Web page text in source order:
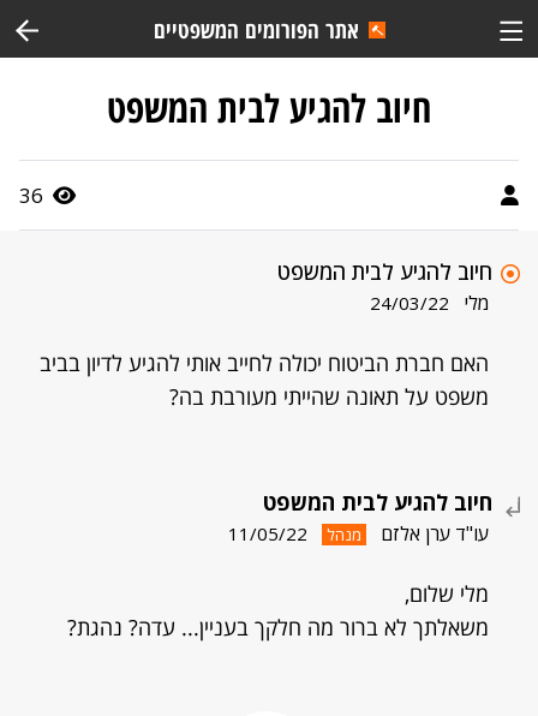
אתר הפורומים המשפטיים
חיוב להגיע לבית המשפט
36
חיוב להגיע לבית המשפט
מלי 24/03/22
האם חברת הביטוח יכולה לחייב אותי להגיע לדיון בביב
משפט על תאונה שהייתי מעורבת בה?
חיוב להגיע לבית המשפט
עו"ד ערן אלזם מנהל 11/05/22
מלי שלום,
משאלתך לא ברור מה חלקך בעניין... עדה? נהגת?